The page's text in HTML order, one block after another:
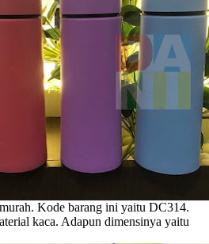
Kode barang ini yaitu DC314.
kaca. Adapun dimensinya yaitu